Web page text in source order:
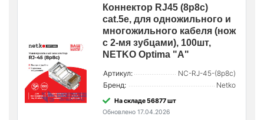
Коннектор RJ45 (8p8c)
cat.5е, для одножильного и
многожильного кабеля (нож
с 2-мя зубцами), 100шт,
NETKO Optima "A"
Артикул:
NC-RJ-45-(8p8c)
Бренд:
Netko
На складе 56877 шт
Обновлено 17.04.2026